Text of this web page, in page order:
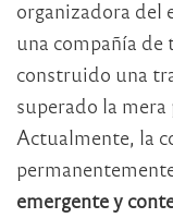
organizadora del
una compañía de
construido una
superado la
Actualmente, la
emergente y